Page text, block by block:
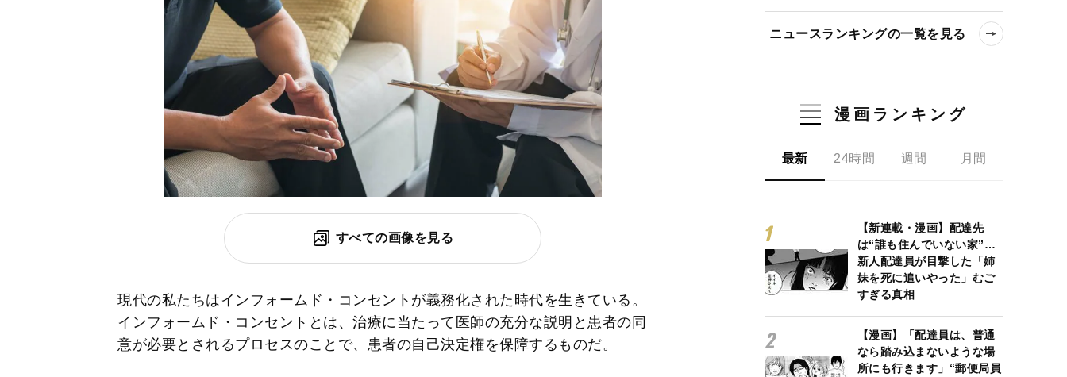
すべての画像を見る
現代の私たちはインフォームド・コンセントが義務化された時代を生きている。
インフォームド・コンセントとは、治療に当たって医師の充分な説明と患者の同
意が必要とされるプロセスのことで、患者の自己決定権を保障するものだ。
ニュースランキングの一覧を見る
漫画ランキング
最新 24時間 週間 月間
【新連載・漫画】配達先
は“誰も住んでいない家”…
新人配達員が目撃した「姉
妹を死に追いやった」むご
すぎる真相
【漫画】「配達員は、普通
なら踏み込まないような場
所にも行きます」“郵便局員